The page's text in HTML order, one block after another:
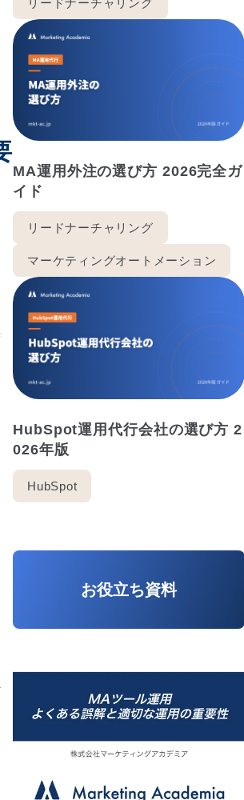
リードナーチャリング
MA運用外注の選び方 2026完全ガ
イド
リードナーチャリング
マーケティングオートメーション
HubSpot運用代行会社の選び方 2
026年版
HubSpot
お役立ち資料